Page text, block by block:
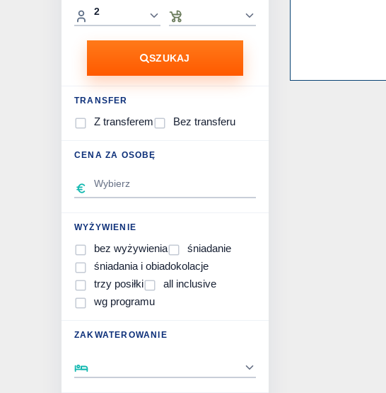
SZUKAJ
TRANSFER
Z transferem Bez transferu
CENA ZA OSOBĘ
WYŻYWIENIE
bez wyżywienia
śniadanie
śniadania i obiadokolacje
trzy posiłki
all inclusive
wg programu
ZAKWATEROWANIE